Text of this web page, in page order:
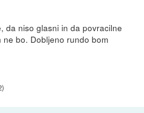
da niso glasni in da povracilne
bo. Dobljeno rundo bom
)